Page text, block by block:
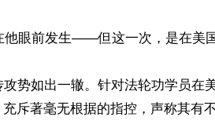
眼前发生——但这一次，是在美国
势如出一辙。针对法轮功学员在
斥著毫无根据的指控，声称其有